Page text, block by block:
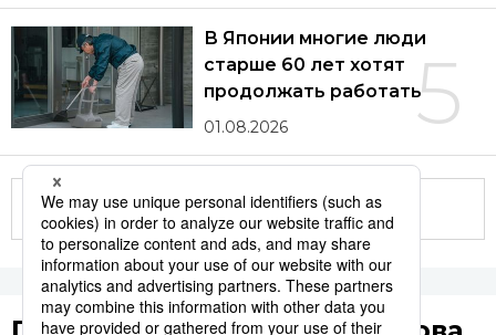
5
В Японии многие люди
старше 60 лет хотят
продолжать работать
01.08.2026
Другие статьи по теме